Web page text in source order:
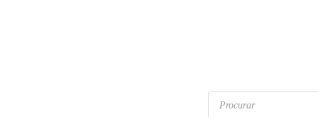
Pesquisar
produtos